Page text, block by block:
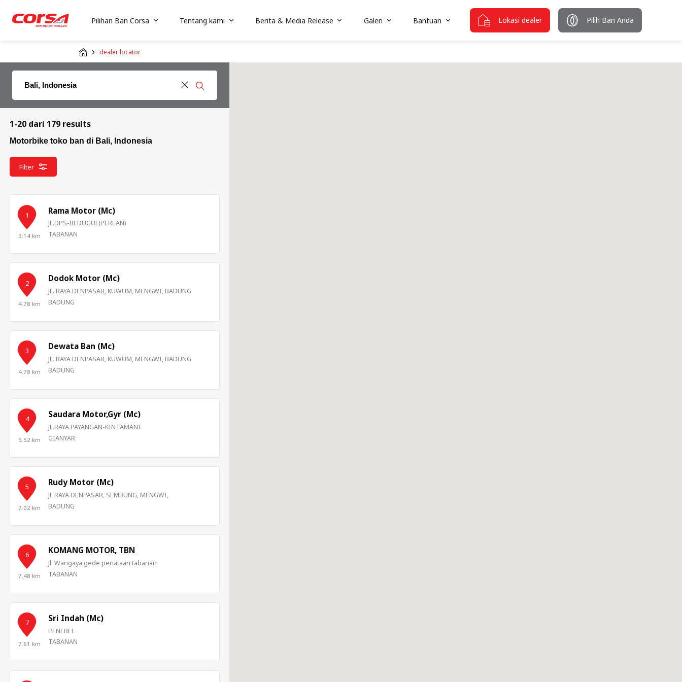
Pilihan Ban Corsa Tentang kami Berita & Media Release Galeri Bantuan Lokasi dealer Pilih Ban Anda
dealer locator
1-20 dari 179 results
Motorbike toko ban di Bali, Indonesia
Filter
1
3.14 km
Rama Motor (Mc)
JL.DPS-BEDUGUL(PEREAN)
TABANAN
2
4.78 km
Dodok Motor (Mc)
JL. RAYA DENPASAR, KUWUM, MENGWI, BADUNG
BADUNG
3
4.78 km
Dewata Ban (Mc)
JL. RAYA DENPASAR, KUWUM, MENGWI, BADUNG
BADUNG
4
5.52 km
Saudara Motor,Gyr (Mc)
JL.RAYA PAYANGAN-KINTAMANI
GIANYAR
5
7.02 km
Rudy Motor (Mc)
JL RAYA DENPASAR, SEMBUNG, MENGWI,
BADUNG
6
7.48 km
KOMANG MOTOR, TBN
Jl. Wangaya gede penataan tabanan
TABANAN
7
7.61 km
Sri Indah (Mc)
PENEBEL
TABANAN